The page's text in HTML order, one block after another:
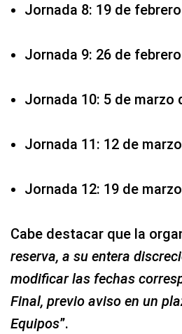
Jornada 8: 19 de
Jornada 9: 26 de
Jornada 10: 5 de marzo
Jornada 11: 12 de
Jornada 12: 19 de
Cabe destacar que la
reserva, a su entera
modificar las fechas
Final, previo aviso en un
Equipos”.